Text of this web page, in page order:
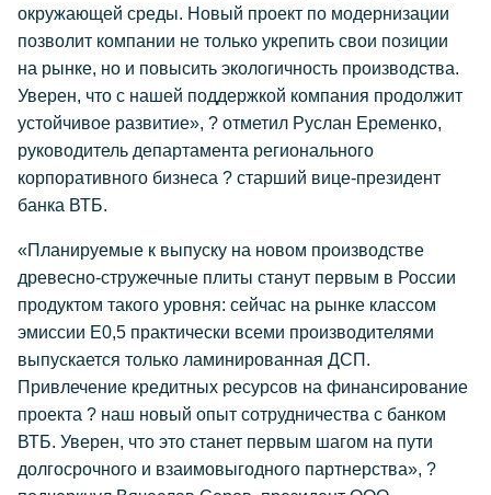
окружающей среды. Новый проект по модернизации
позволит компании не только укрепить свои позиции
на рынке, но и повысить экологичность производства.
Уверен, что с нашей поддержкой компания продолжит
устойчивое развитие», ? отметил Руслан Еременко,
руководитель департамента регионального
корпоративного бизнеса ? старший вице-президент
банка ВТБ.
«Планируемые к выпуску на новом производстве
древесно-стружечные плиты станут первым в России
продуктом такого уровня: сейчас на рынке классом
эмиссии Е0,5 практически всеми производителями
выпускается только ламинированная ДСП.
Привлечение кредитных ресурсов на финансирование
проекта ? наш новый опыт сотрудничества с банком
ВТБ. Уверен, что это станет первым шагом на пути
долгосрочного и взаимовыгодного партнерства», ?